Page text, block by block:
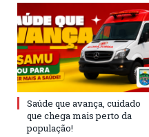
Saúde que avança, cuidado
que chega mais perto da
população!